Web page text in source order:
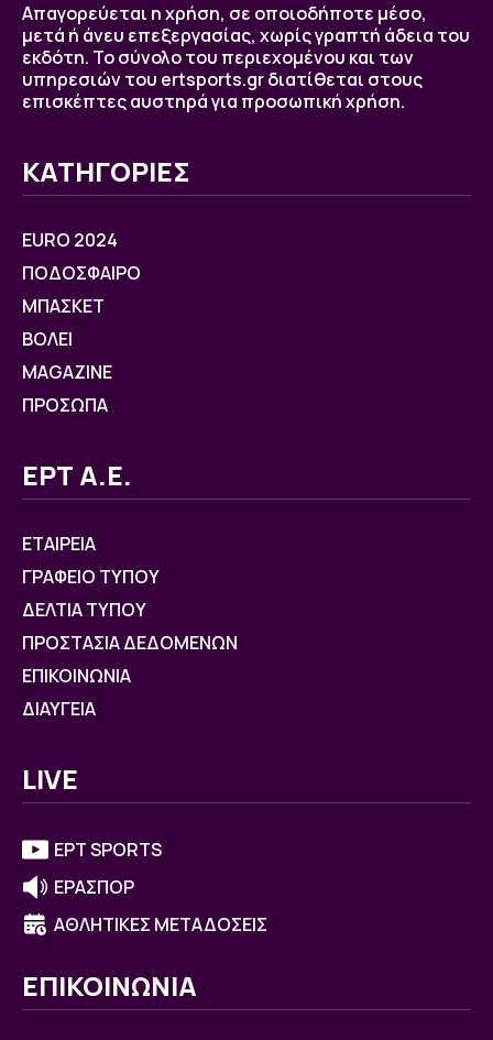
Απαγορεύεται η χρήση, σε οποιοδήποτε μέσο,
μετά ή άνευ επεξεργασίας, χωρίς γραπτή άδεια του
εκδότη. Το σύνολο του περιεχομένου και των
υπηρεσιών του ertsports.gr διατίθεται στους
επισκέπτες αυστηρά για προσωπική χρήση.
ΚΑΤΗΓΟΡΙΕΣ
EURO 2024
ΠΟΔΟΣΦΑΙΡΟ
ΜΠΑΣΚΕΤ
ΒOΛΕΙ
MAGAZINE
ΠΡΟΣΩΠΑ
ΕΡΤ Α.Ε.
ΕΤΑΙΡΕΙΑ
ΓΡΑΦΕΙΟ ΤΥΠΟΥ
ΔΕΛΤΙΑ ΤΥΠΟΥ
ΠΡΟΣΤΑΣΙΑ ΔΕΔΟΜΕΝΩΝ
ΕΠΙΚΟΙΝΩΝΙΑ
ΔΙΑΥΓΕΙΑ
LIVE
ΕΡΤ SPORTS
ΕΡΑΣΠΟΡ
ΑΘΛΗΤΙΚΕΣ ΜΕΤΑΔΟΣΕΙΣ
ΕΠΙΚΟΙΝΩΝΙΑ